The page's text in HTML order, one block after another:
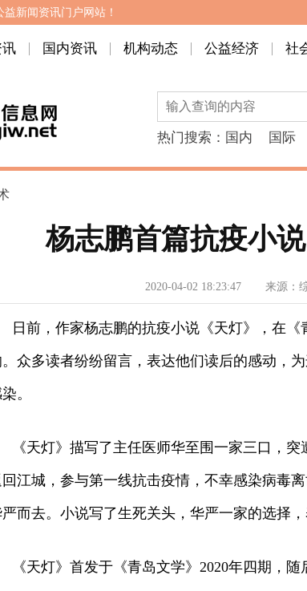
新闻资讯门户网站！
讯 国内资讯 机构动态 公益经济 社
热门搜索： 国内 国际
杨志鹏首篇抗疫小
2020-04-02 18:23:47 来源：
日前，作家杨志鹏的抗疫小说《天灯》，在
众多读者纷纷留言，表达他们读后的感动，
。
《天灯》描写了主任医师华至围一家三口，
江城，参与第一线抗击疫情，不幸感染病毒
而去。小说写了生死关头，华严一家的选择
《天灯》首发于《青岛文学》2020年四期，